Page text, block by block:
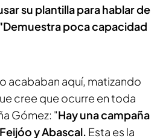
su plantilla para hablar de
poca capacidad
acababan aquí, matizando
cree que ocurre en toda
Gómez: "Hay una campaña
y Abascal. Esta es la